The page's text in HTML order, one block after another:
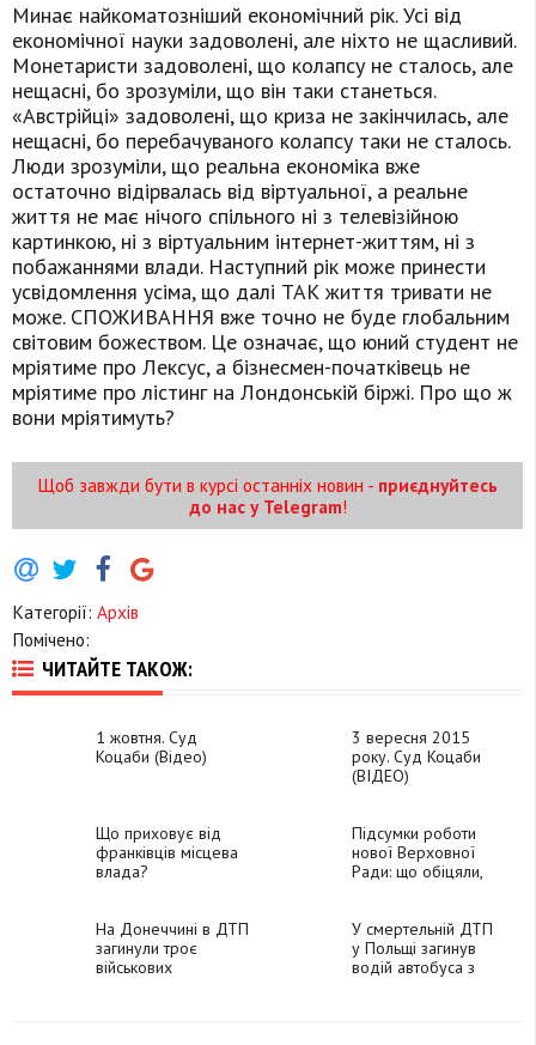
Минає найкоматозніший економічний рік. Усі від
економічної науки задоволені, але ніхто не щасливий.
Монетаристи задоволені, що колапсу не сталось, але
нещасні, бо зрозуміли, що він таки станеться.
«Австрійці» задоволені, що криза не закінчилась, але
нещасні, бо перебачуваного колапсу таки не сталось.
Люди зрозуміли, що реальна економіка вже
остаточно відірвалась від віртуальної, а реальне
життя не має нічого спільного ні з телевізійною
картинкою, ні з віртуальним інтернет-життям, ні з
побажаннями влади. Наступний рік може принести
усвідомлення усіма, що далі ТАК життя тривати не
може. СПОЖИВАННЯ вже точно не буде глобальним
світовим божеством. Це означає, що юний студент не
мріятиме про Лексус, а бізнесмен-початківець не
мріятиме про лістинг на Лондонській біржі. Про що ж
вони мріятимуть?
Щоб завжди бути в курсі останніх новин - приєднуйтесь
до нас у Telegram!
Категорії: Архів
Помічено:
ЧИТАЙТЕ ТАКОЖ:
1 жовтня. Суд
Коцаби (Відео)
3 вересня 2015
року. Суд Коцаби
(ВІДЕО)
Що приховує від
франківців місцева
влада?
Підсумки роботи
нової Верховної
Ради: що обіцяли,
На Донеччині в ДТП
загинули троє
військових
У смертельній ДТП
у Польщі загинув
водій автобуса з